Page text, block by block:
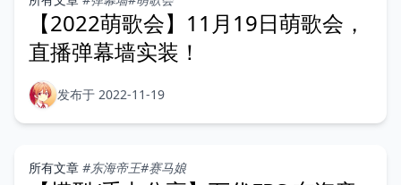
【2022萌歌会】11月19日萌歌会，
直播弹幕墙实装！
发布于 2022-11-19
所有文章 #东海帝王#赛马娘